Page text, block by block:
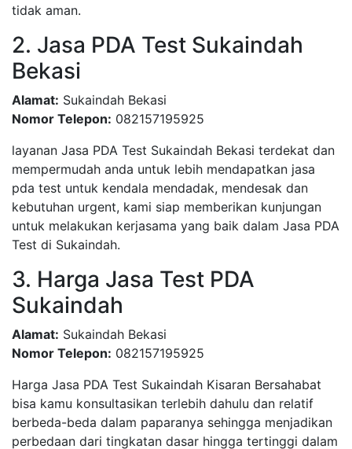
tidak aman.
2. Jasa PDA Test Sukaindah
Bekasi
Alamat: Sukaindah Bekasi
Nomor Telepon: 082157195925
layanan Jasa PDA Test Sukaindah Bekasi terdekat dan
mempermudah anda untuk lebih mendapatkan jasa
pda test untuk kendala mendadak, mendesak dan
kebutuhan urgent, kami siap memberikan kunjungan
untuk melakukan kerjasama yang baik dalam Jasa PDA
Test di Sukaindah.
3. Harga Jasa Test PDA
Sukaindah
Alamat: Sukaindah Bekasi
Nomor Telepon: 082157195925
Harga Jasa PDA Test Sukaindah Kisaran Bersahabat
bisa kamu konsultasikan terlebih dahulu dan relatif
berbeda-beda dalam paparanya sehingga menjadikan
perbedaan dari tingkatan dasar hingga tertinggi dalam